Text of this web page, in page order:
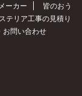
ーカー
皆のおう
テリア工事の見積り
お問い合わせ